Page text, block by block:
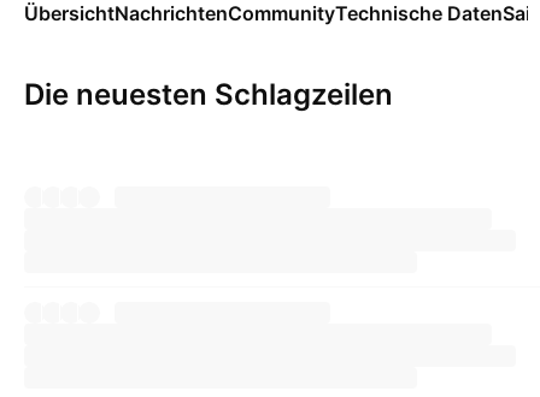
ÜbersichtNachrichtenCommunityTechnische Daten
Die neuesten Schlagzeilen